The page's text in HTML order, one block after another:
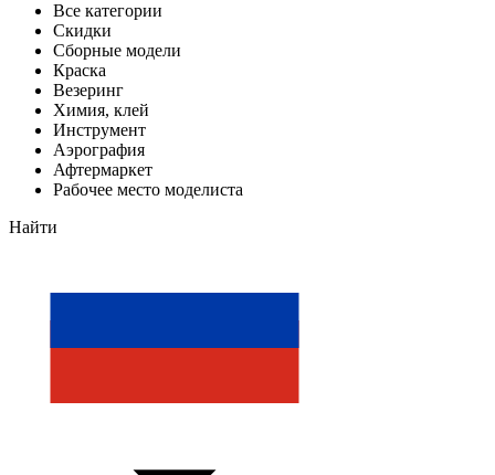
Все категории
Скидки
Сборные модели
Краска
Везеринг
Химия, клей
Инструмент
Аэрография
Афтермаркет
Рабочее место моделиста
Найти